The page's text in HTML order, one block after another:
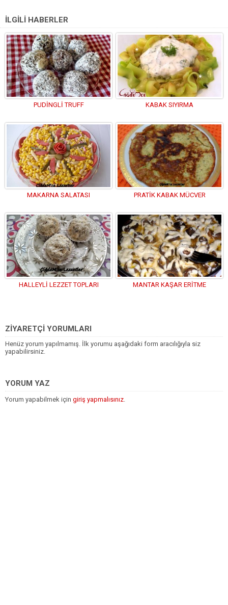
İLGİLİ HABERLER
PUDİNGLİ TRUFF KABAK SIYIRMA
MAKARNA SALATASI PRATİK KABAK MÜCVER
HALLEYLİ LEZZET TOPLARI MANTAR KAŞAR ERİTME
ZİYARETÇİ YORUMLARI
Henüz yorum yapılmamış. İlk yorumu aşağıdaki form aracılığıyla siz
yapabilirsiniz.
YORUM YAZ
Yorum yapabilmek için giriş yapmalısınız